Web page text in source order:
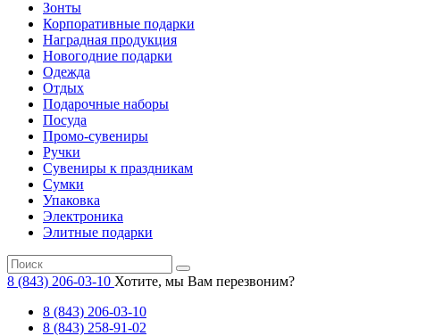
Зонты
Корпоративные подарки
Наградная продукция
Новогодние подарки
Одежда
Отдых
Подарочные наборы
Посуда
Промо-сувениры
Ручки
Сувениры к праздникам
Сумки
Упаковка
Электроника
Элитные подарки
8 (843) 206-03-10 Хотите, мы Вам перезвоним?
8 (843) 206-03-10
8 (843) 258-91-02